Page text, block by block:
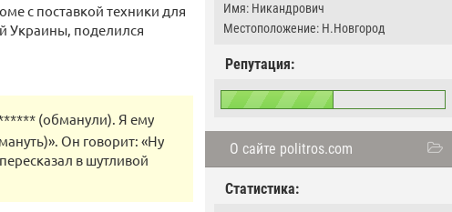
Имя: Никандрович
Местоположение: Н.Новгород
Репутация:
О сайте politros.com
Статистика:
с поставкой техники для
Украины, поделился
(обманули). Я ему
Он говорит: «Ну
в шутливой